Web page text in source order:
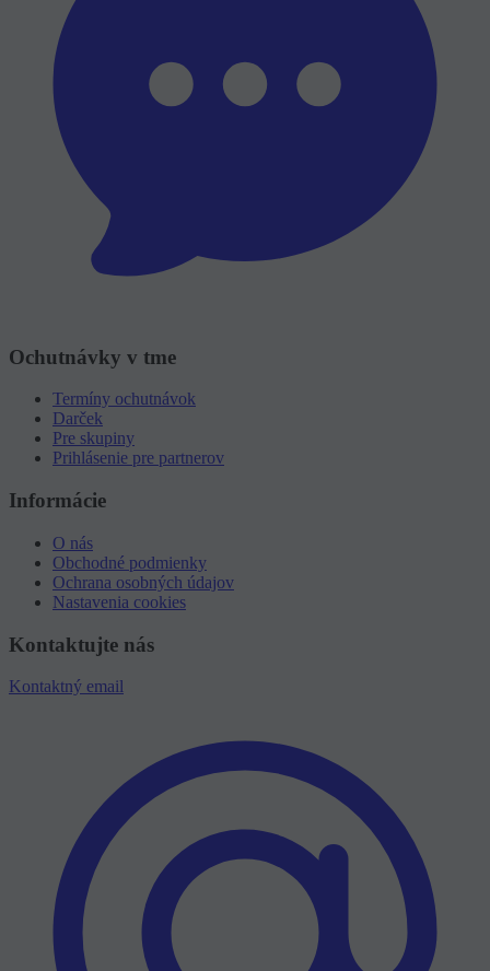
Ochutnávky v tme
Termíny ochutnávok
Darček
Pre skupiny
Prihlásenie pre partnerov
Informácie
O nás
Obchodné podmienky
Ochrana osobných údajov
Nastavenia cookies
Kontaktujte nás
Kontaktný email